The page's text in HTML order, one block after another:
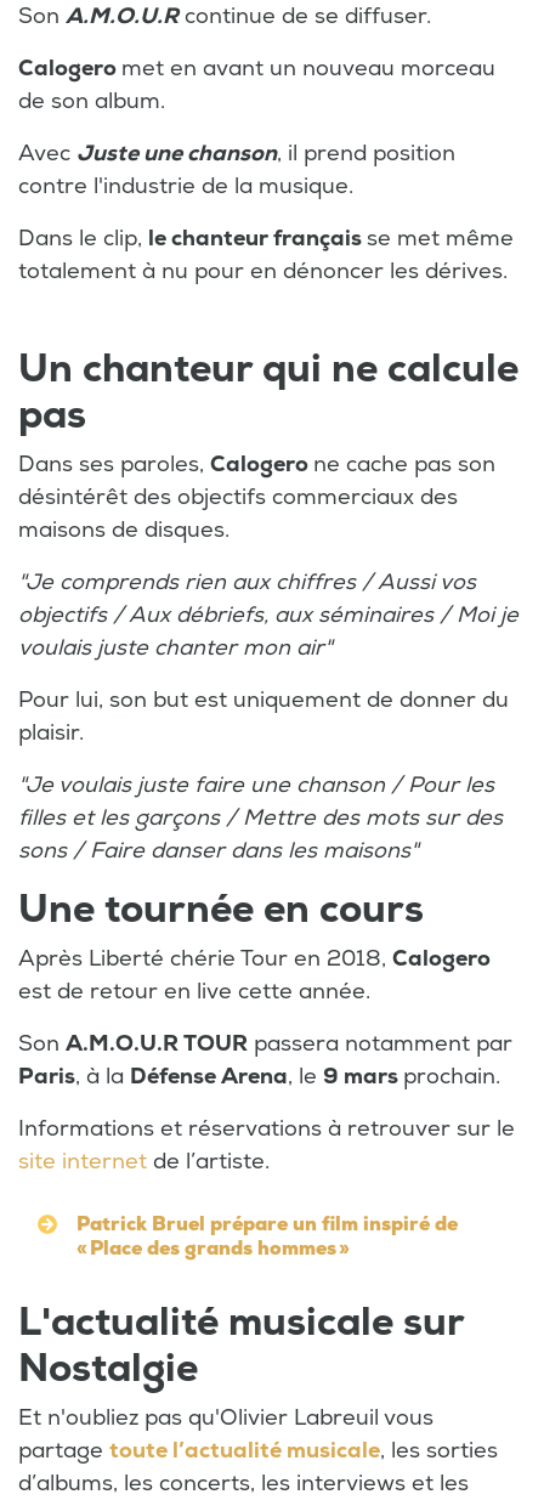
Son A.M.O.U.Rcontinue de se diffuser.
Calogero met en avant un nouveau morceau
de son album.
Avec Juste une chanson, il prend position
contre l'industrie de la musique.
Dans le clip, le chanteur françaisse met même
totalement à nu pour en dénoncer les dérives.
Un chanteur qui ne calcule
pas
Dans ses paroles, Calogero ne cache pas son
désintérêt des objectifs commerciaux des
maisons de disques.
"Je comprends rien aux chiffres / Aussi vos
objectifs / Aux débriefs, aux séminaires / Moi je
voulais juste chanter mon air"
Pour lui, son but est uniquement de donner du
plaisir.
"Je voulais juste faire une chanson / Pour les
filles et les garçons / Mettre des mots sur des
sons / Faire danser dans les maisons"
Une tournée en cours
Après Liberté chérie Tour en 2018, Calogero
est de retour en live cette année.
Son A.M.O.U.R TOUR passera notamment par
Paris, à la Défense Arena, le 9 mars prochain.
Informations et réservations à retrouver sur le
site internet de l’artiste.
Patrick Bruel prépare un film inspiré de
« Place des grands hommes »
L'actualité musicale sur
Nostalgie
Et n'oubliez pas qu'Olivier Labreuil vous
partage toute l’actualité musicale, les sorties
d’albums, les concerts, les interviews et les